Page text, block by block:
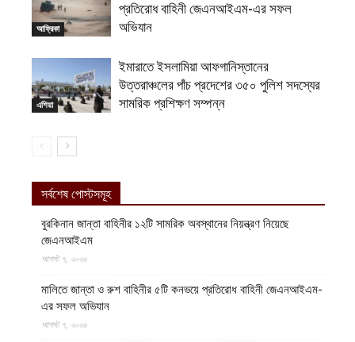
আফ্রিকা
প্রতিরোধ বাহিনী জেএনআইএম-এর সফল
অভিযান
এশিয়া
ইমারাতে ইসলামিয়া আফগানিস্তানের
উত্তরাঞ্চলের পাঁচ প্রদেশের ৩৫০ পুলিশ সদস্যের
সামরিক প্রশিক্ষণ সম্পন্ন
সর্বশেষ পোস্টসমূহ
বুরকিনান জান্তা বাহিনীর ১২টি সামরিক অবস্থানের নিয়ন্ত্রণ নিয়েছে
জেএনআইএম
আগস্ট ৭, ২০২৬
মালিতে জান্তা ও রুশ বাহিনীর ৫টি কনভয়ে প্রতিরোধ বাহিনী জেএনআইএম-
এর সফল অভিযান
আগস্ট ৭, ২০২৬